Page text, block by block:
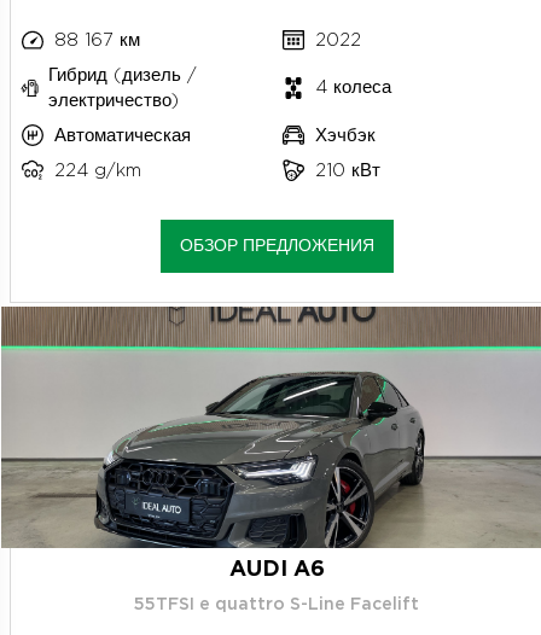
88 167 км
2022
Гибрид (дизель /
электричество)
4 колеса
Автоматическая
Хэчбэк
224 g/km
210 кВт
ОБЗОР ПРЕДЛОЖЕНИЯ
AUDI A6
55TFSI e quattro S-Line Facelift